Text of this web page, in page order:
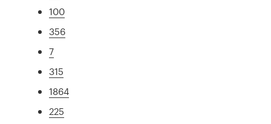
100
356
7
315
1864
225